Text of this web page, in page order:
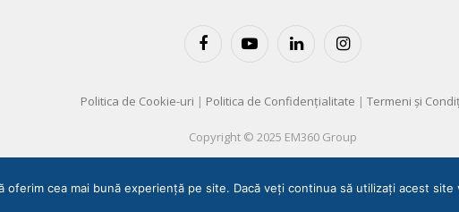
FacebookYouTubeLinkedInInstagram
Politica de Cookie-uri | Politica de Confidențialitate | Termeni și
Copyright © 2025 EM360 Group
oferim cea mai bună experiență pe site. Dacă veți continua să utilizați acest